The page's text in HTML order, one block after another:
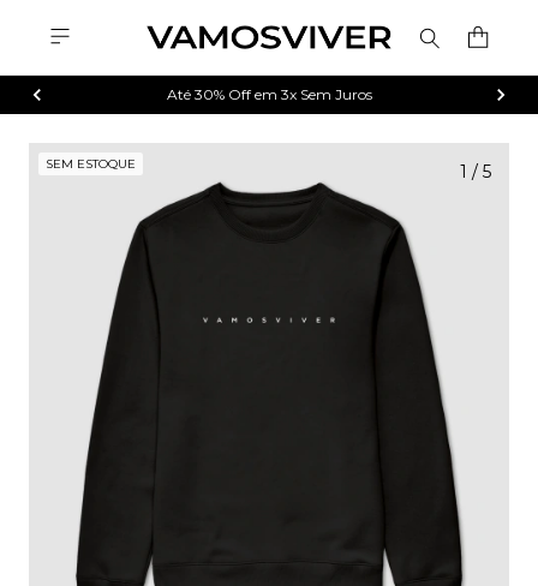
Até 30% Off em 3x Sem Juros
SEM ESTOQUE 1 / 5